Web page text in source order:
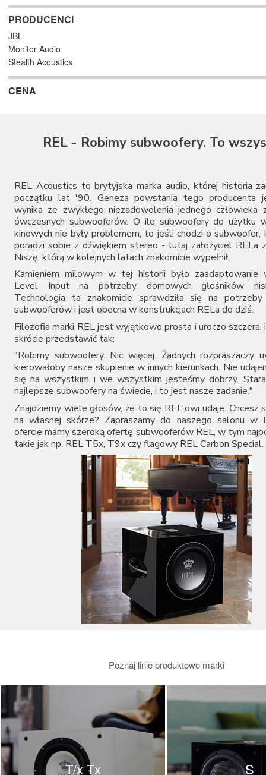
PRODUCENCI
JBL
Monitor Audio
Stealth Acoustics
CENA
REL - Robimy subwoofery. To
REL Acoustics to brytyjska marka audio, której historia
początku lat '90. Geneza powstania tego producenta
wynika ze zwykłego niezadowolenia jednego człowieka
ówczesnych subwooferów. O ile subwoofery do użytku
kinowych nie były problemem, to jeśli chodzi o
poradzi sobie z dźwiękiem stereo - tutaj założyciel RELa
Niszę, którą w kolejnych latach znakomicie wypełnił.
Kamieniem milowym w tej historii było zaadaptowanie
Level Input na potrzeby domowych głośników
Technologia ta znakomicie sprawdziła się na potrzeby
subwooferów i jest obecna w konstrukcjach RELa do dziś.
Filozofia marki RELjest wyjątkowo prosta i uroczo szczera,
skrócie przedstawić tak:
"Robimy subwoofery. Nic więcej. Żadnych rozpraszaczy
kierowałoby nasze skupienie w innych kierunkach. Nie
się na wszystkim i we wszystkim jesteśmy dobrzy.
najlepsze subwoofery na świecie, i to jest nasze zadanie."
Znajdziemy wiele głosów, że to się REL'owi udaje. Chcesz
na własnej skórze? Zapraszamy do naszego salonu w
ofercie mamy szeroką ofertę subwooferów REL, w tym
takie jak np. REL T5x, T9xczy flagowy REL Carbon Special.
Poznaj linie produktowe marki
T/x Tx S